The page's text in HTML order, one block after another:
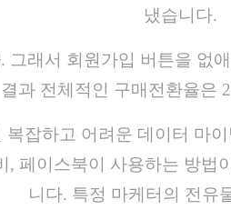
냈습니다.
래서 회원가입 버튼을 없
과 전체적인 구매전환율은
잡하고 어려운 데이터 마
페이스북이 사용하는 방
니다. 특정 마케터의 전유